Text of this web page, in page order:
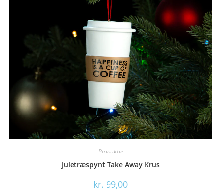
Produkter
Juletræspynt Take Away Krus
kr. 99,00